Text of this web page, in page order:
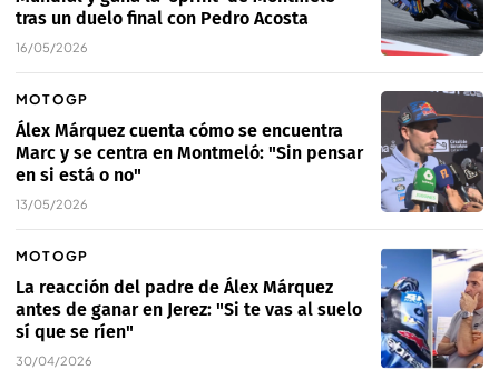
tras un duelo final con Pedro Acosta
16/05/2026
MOTOGP
Álex Márquez cuenta cómo se encuentra
Marc y se centra en Montmeló: "Sin pensar
en si está o no"
13/05/2026
MOTOGP
La reacción del padre de Álex Márquez
antes de ganar en Jerez: "Si te vas al suelo
sí que se ríen"
30/04/2026